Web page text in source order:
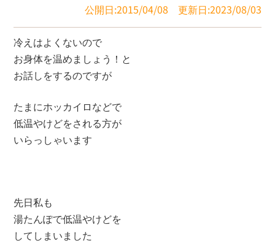
公開日:2015/04/08 更新日:2023/08/03
冷えはよくないので
お身体を温めましょう！と
お話しをするのですが
たまにホッカイロなどで
低温やけどをされる方が
いらっしゃいます
先日私も
湯たんぽで低温やけどを
してしまいました